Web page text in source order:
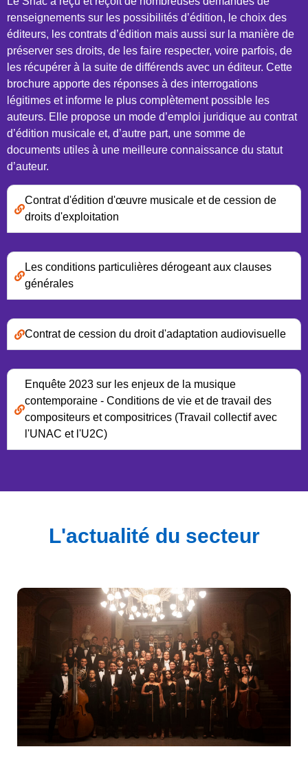
renseignements sur les possibilités d’édition, le choix des
éditeurs, les contrats d’édition mais aussi sur la manière de
préserver ses droits, de les faire respecter, voire parfois, de
les récupérer à la suite de différends avec un éditeur. Cette
brochure apporte des réponses à des interrogations
légitimes et informe le plus complètement possible les
auteurs. Elle propose un mode d’emploi juridique au contrat
d’édition musicale et, d’autre part, une somme de
documents utiles à une meilleure connaissance du statut
d’auteur.
Contrat d'édition d'œuvre musicale et de cession de
droits d'exploitation
Les conditions particulières dérogeant aux clauses
générales
Contrat de cession du droit d'adaptation audiovisuelle
Enquête 2023 sur les enjeux de la musique
contemporaine - Conditions de vie et de travail des
compositeurs et compositrices (Travail collectif avec
l'UNAC et l'U2C)
L'actualité du secteur